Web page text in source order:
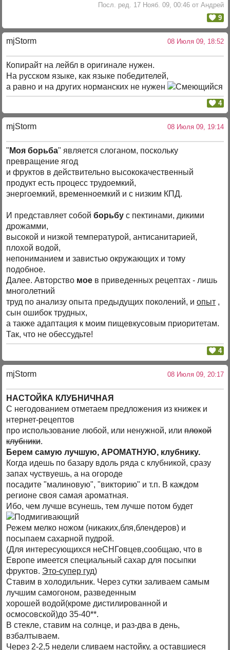
Посл. ред. 17 Нояб. 09, 00:46 от Андрей
9
mjStоrm 08 Июля 09, 18:52
Копирайт на лейбл в оригинале нужен.
На русском языке, как языке победителей,
а равно и на других норманских не нужен
4
mjStоrm 08 Июля 09, 19:14
" Моя борьба" является слоганом, поскольку
превращение ягод
и фруктов в действительно высококачественный
продукт есть процесс трудоемкий,
энергоемкий, временноемкий и с низким КПД.
И представляет собойборьбу с пектинами, дикими
дрожамми,
высокой и низкой температурой, антисанитарией,
плохой водой,
непониманием и завистью окружающих и тому
подобное.
Далее. Авторство мое в приведенных рецептах - лишь
многолетний
труд по анализу опыта предыдущих поколений, иопыт ,
сын ошибок трудных,
а также адаптация к моим пищевкусовым приоритетам.
Так, что не обессудьте!
4
mjStоrm 08 Июля 09, 20:17
НАСТОЙКА КЛУБНИЧНАЯ
С негодованием отметаем предложения из книжек и
нтернет-рецептов
про использование любой, или ненужной, илиплохой
клубники.
Берем самую лучшую, АРОМАТНУЮ, клубнику.
Когда идешь по базару вдоль ряда с клубникой, сразу
запах чуствуешь, а на огороде
посадите "малиновую", "викторию" и т.п. В каждом
регионе своя самая ароматная.
Ибо, чем лучше всунешь, тем лучше потом будет
Режем мелко ножом (никаких,бля,блендеров) и
посыпаем сахарной пудрой.
(Для интересующихся неСНГовцев,сообщаю, что в
Европе имеется специальный сахар для посыпки
фруктов. Это-супер гуд)
Ставим в холодильник. Через сутки заливаем самым
лучшим самогоном, разведенным
хорошей водой(кроме дистилированной и
осмосовской)до 35-40**.
В стекле, ставим на солнце, и раз-два в день,
взбалтываем.
Через 2-2,5 недели сливаем настойку, а оставшиеся